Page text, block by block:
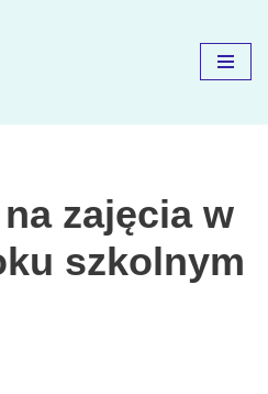
zajęcia w
szkolnym